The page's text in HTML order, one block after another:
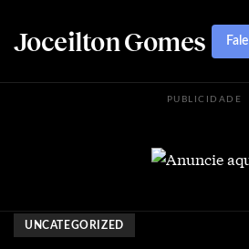
Joceilton Gomes
PUBLICIDADE
UNCATEGORIZED